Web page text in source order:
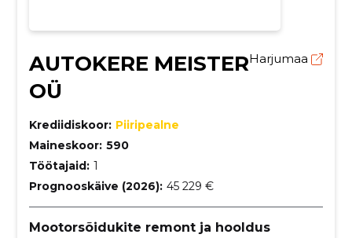
AUTOKERE MEISTER
OÜ
Harjumaa
Krediidiskoor: Piiripealne
Maineskoor: 590
Töötajaid: 1
Prognooskäive (2026): 45 229 €
Mootorsõidukite remont ja hooldus